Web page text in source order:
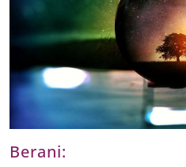
Berani: